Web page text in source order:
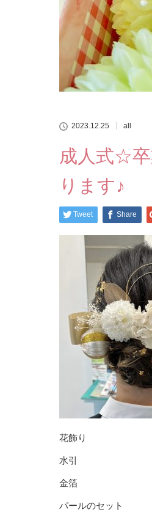
2023.12.25 all
成人式☆
ります♪
Tweet Share
花飾り
水引
金箔
パールのセット